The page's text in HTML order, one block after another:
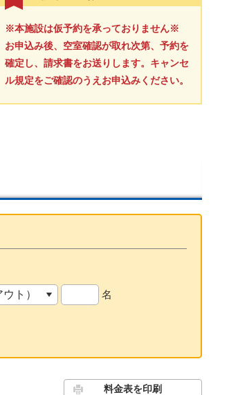
※本施設は仮予約を承っておりません※
お申込み後、空室確認が取れ次第、予約を
確定し、請求書をお送りします。キャンセ
ル規定をご確認のうえお申込みください。
名
料金表を印刷